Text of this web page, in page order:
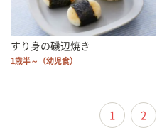
すり身の磯辺焼き
1歳半～（幼児食）
1 2